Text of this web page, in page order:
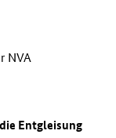
NVA
Entgleisung